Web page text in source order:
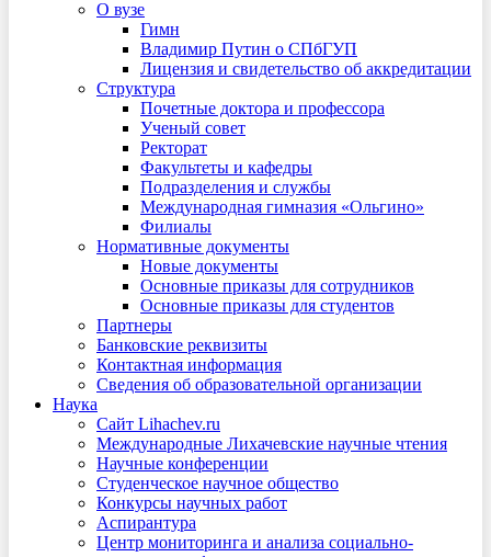
О вузе
Гимн
Владимир Путин о СПбГУП
Лицензия и свидетельство об аккредитации
Структура
Почетные доктора и профессора
Ученый совет
Ректорат
Факультеты и кафедры
Подразделения и службы
Международная гимназия «Ольгино»
Филиалы
Нормативные документы
Новые документы
Основные приказы для сотрудников
Основные приказы для студентов
Партнеры
Банковские реквизиты
Контактная информация
Сведения об образовательной организации
Наука
Сайт Lihachev.ru
Международные Лихачевские научные чтения
Научные конференции
Студенческое научное общество
Конкурсы научных работ
Аспирантура
Центр мониторинга и анализа социально-